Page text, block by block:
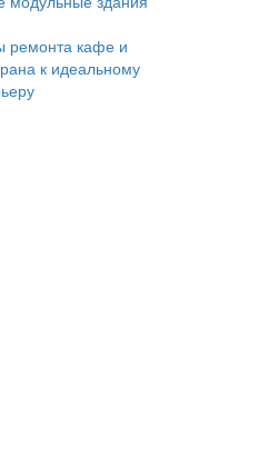
ремонта кафе и
к идеальному